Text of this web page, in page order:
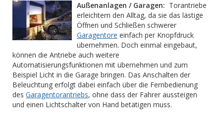
Außenanlagen / Garagen: Torantriebe
erleichtern den Alltag, da sie das lästige
Öffnen und Schließen schwerer
Garagentore einfach per Knopfdruck
übernehmen. Doch einmal eingebaut,
können die Antriebe auch weitere
Automatisierungsfunktionen mit übernehmen und zum
Beispiel Licht in die Garage bringen. Das Anschalten der
Beleuchtung erfolgt dabei einfach über die Fernbedienung
des Garagentorantriebs, ohne dass der Fahrer aussteigen
und einen Lichtschalter von Hand betätigen muss.